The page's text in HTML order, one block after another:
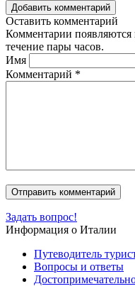
Добавить комментарий
Оставить комментарий
Комментарии появляются
течение пары часов.
Имя
Комментарий *
Задать вопрос!
Информация о Италии
Путеводитель
Вопросы и ответы